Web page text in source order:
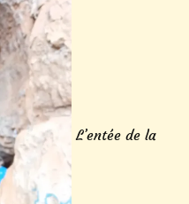
L’entée de la